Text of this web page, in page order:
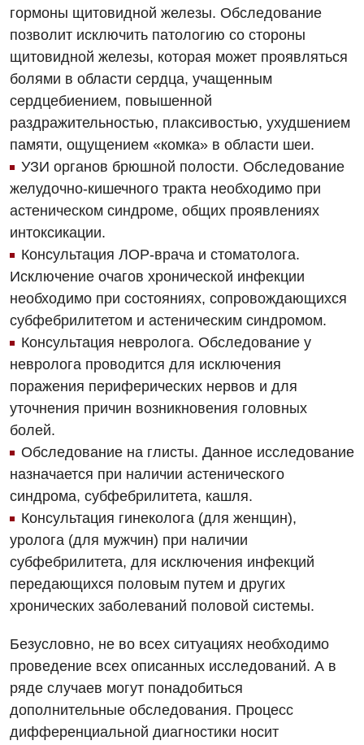
Хирургическое отделение
Эндокринология
Для детей
Детская аллергология
Детская гастроэнтерология
Детская гинекология
Детская кардиоревматология
Детская неврология
Детская ортопедия и травматология
Детская оториноларингология
Детская офтальмология
Детская урология
Детская хирургия
Педиатрия
гормоны щитовидной железы. Обследование
позволит исключить патологию со стороны
щитовидной железы, которая может проявляться
болями в области сердца, учащенным
сердцебиением, повышенной
раздражительностью, плаксивостью, ухудшением
памяти, ощущением «комка» в области шеи.
УЗИ органов брюшной полости. Обследование
желудочно-кишечного тракта необходимо при
астеническом синдроме, общих проявлениях
интоксикации.
Консультация ЛОР-врача и стоматолога.
Исключение очагов хронической инфекции
необходимо при состояниях, сопровождающихся
субфебрилитетом и астеническим синдромом.
Консультация невролога. Обследование у
невролога проводится для исключения
поражения периферических нервов и для
уточнения причин возникновения головных
болей.
Обследование на глисты. Данное исследование
назначается при наличии астенического
синдрома, субфебрилитета, кашля.
Консультация гинеколога (для женщин),
уролога (для мужчин) при наличии
субфебрилитета, для исключения инфекций
передающихся половым путем и других
хронических заболеваний половой системы.
Безусловно, не во всех ситуациях необходимо
проведение всех описанных исследований. А в
ряде случаев могут понадобиться
дополнительные обследования. Процесс
дифференциальной диагностики носит